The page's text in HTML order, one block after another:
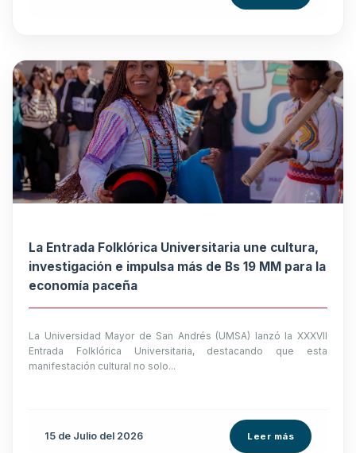
La Entrada Folklórica Universitaria une cultura,
investigación e impulsa más de Bs 19 MM para la
economía paceña
La Universidad Mayor de San Andrés (UMSA) lanzó la XXXVII
Entrada Folklórica Universitaria, destacando que esta
manifestación cultural no solo...
15 de Julio del 2026 Leer más